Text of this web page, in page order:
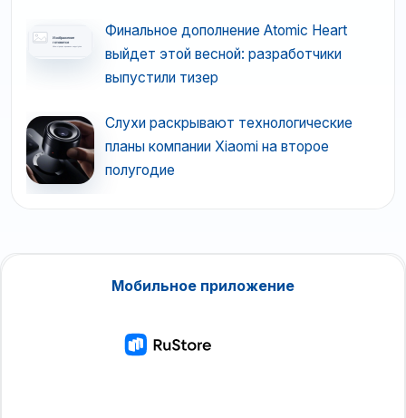
Финальное дополнение Atomic Heart
выйдет этой весной: разработчики
выпустили тизер
Слухи раскрывают технологические
планы компании Xiaomi на второе
полугодие
Мобильное приложение